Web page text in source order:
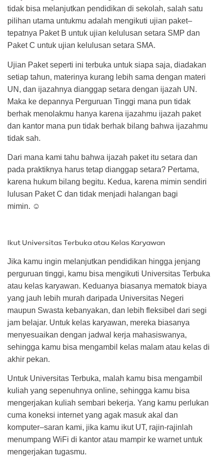
tidak bisa melanjutkan pendidikan di sekolah, salah satu
pilihan utama untukmu adalah mengikuti ujian paket–
tepatnya Paket B untuk ujian kelulusan setara SMP dan
Paket C untuk ujian kelulusan setara SMA.
Ujian Paket seperti ini terbuka untuk siapa saja, diadakan
setiap tahun, materinya kurang lebih sama dengan materi
UN, dan ijazahnya dianggap setara dengan ijazah UN.
Maka ke depannya Perguruan Tinggi mana pun tidak
berhak menolakmu hanya karena ijazahmu ijazah paket
dan kantor mana pun tidak berhak bilang bahwa ijazahmu
tidak sah.
Dari mana kami tahu bahwa ijazah paket itu setara dan
pada praktiknya harus tetap dianggap setara? Pertama,
karena hukum bilang begitu. Kedua, karena mimin sendiri
lulusan Paket C dan tidak menjadi halangan bagi
mimin. ☺
Ikut Universitas Terbuka atau Kelas Karyawan
Jika kamu ingin melanjutkan pendidikan hingga jenjang
perguruan tinggi, kamu bisa mengikuti Universitas Terbuka
atau kelas karyawan. Keduanya biasanya mematok biaya
yang jauh lebih murah daripada Universitas Negeri
maupun Swasta kebanyakan, dan lebih fleksibel dari segi
jam belajar. Untuk kelas karyawan, mereka biasanya
menyesuaikan dengan jadwal kerja mahasiswanya,
sehingga kamu bisa mengambil kelas malam atau kelas di
akhir pekan.
Untuk Universitas Terbuka, malah kamu bisa mengambil
kuliah yang sepenuhnya online, sehingga kamu bisa
mengerjakan kuliah sembari bekerja. Yang kamu perlukan
cuma koneksi internet yang agak masuk akal dan
komputer–saran kami, jika kamu ikut UT, rajin-rajinlah
menumpang WiFi di kantor atau mampir ke warnet untuk
mengerjakan tugasmu.